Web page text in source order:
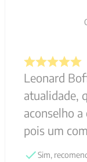
Leonard
atualidade,
aconselho
pois um
Sim,